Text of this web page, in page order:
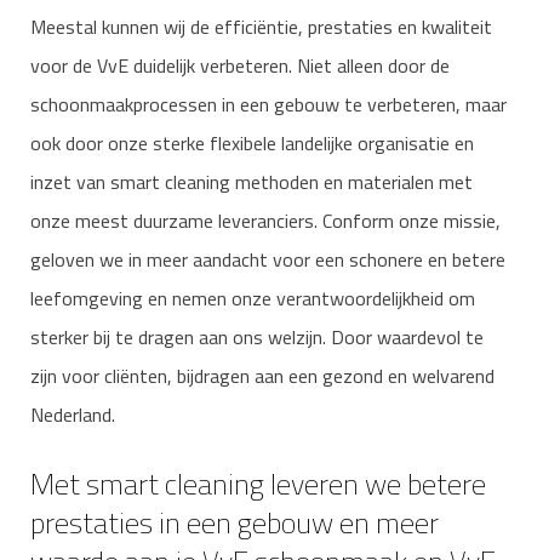
Meestal kunnen wij de efficiëntie, prestaties en kwaliteit
voor de VvE duidelijk verbeteren. Niet alleen door de
schoonmaakprocessen in een gebouw te verbeteren, maar
ook door onze sterke flexibele landelijke organisatie en
inzet van smart cleaning methoden en materialen met
onze meest duurzame leveranciers. Conform onze missie,
geloven we in meer aandacht voor een schonere en betere
leefomgeving en nemen onze verantwoordelijkheid om
sterker bij te dragen aan ons welzijn. Door waardevol te
zijn voor cliënten, bijdragen aan een gezond en welvarend
Nederland.
Met smart cleaning leveren we betere
prestaties in een gebouw en meer